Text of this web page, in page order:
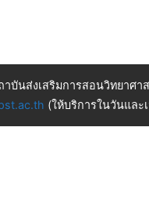
าบันส่งเสริมการสอนวิทยาศา
(ให้บริการในวันและ